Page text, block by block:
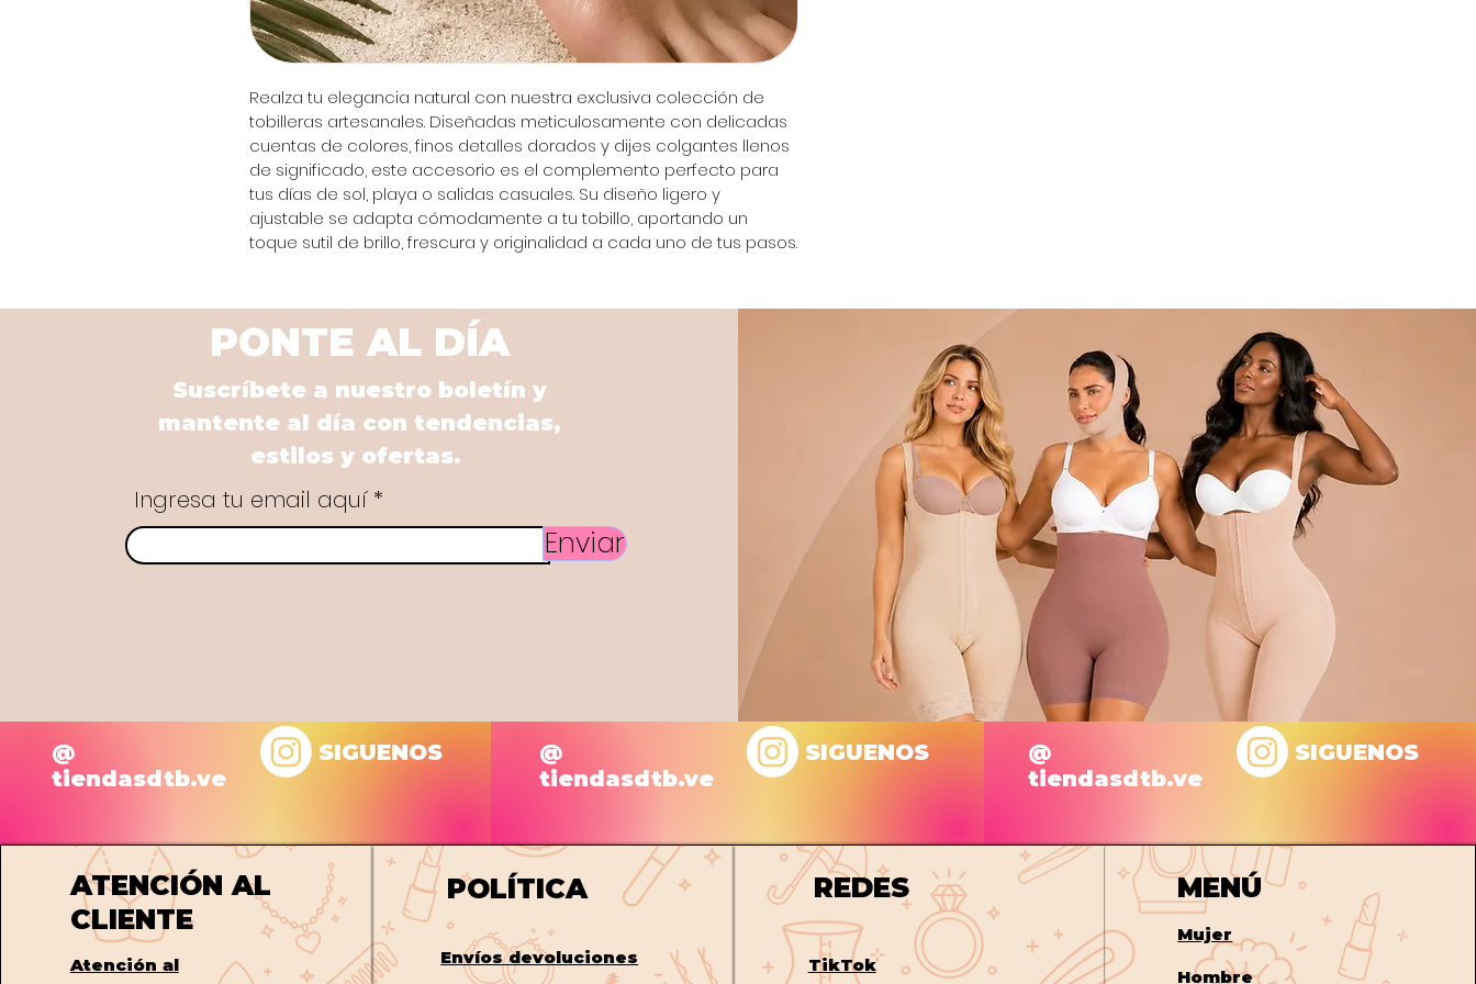
Realza tu elegancia natural con nuestra exclusiva colección de
tobilleras artesanales. Diseñadas meticulosamente con delicadas
cuentas de colores, finos detalles dorados y dijes colgantes llenos
de significado, este accesorio es el complemento perfecto para
tus días de sol, playa o salidas casuales. Su diseño ligero y
ajustable se adapta cómodamente a tu tobillo, aportando un
toque sutil de brillo, frescura y originalidad a cada uno de tus pasos.
PONTE AL DÍA
Suscríbete a nuestro boletín y
mantente al día con tendencias,
estilos y ofertas.
Ingresa tu email aquí
Enviar
@
tiendasdtb.ve
SIGUENOS
@
tiendasdtb.ve
SIGUENOS
@
tiendasdtb.ve
SIGUENOS
ATENCIÓN AL
CLIENTE
Atención al
POLÍTICA
Envíosdevoluciones
REDES
TikTok
MENÚ
Mujer
Hombre